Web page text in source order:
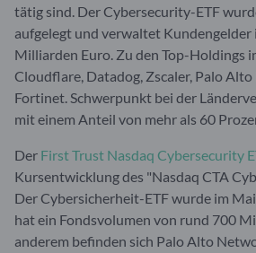
tätig sind. Der Cybersecurity-ETF
aufgelegt und verwaltet Kundengelder
Milliarden Euro. Zu den Top-Holdings
Cloudflare, Datadog, Zscaler, Palo
Fortinet. Schwerpunkt bei der
mit einem Anteil von mehr als 60
Der First Trust Nasdaq Cybersecurity
Kursentwicklung des "Nasdaq CTA
Der Cybersicherheit-ETF wurde im
hat ein Fondsvolumen von rund 700
anderem befinden sich Palo Alto